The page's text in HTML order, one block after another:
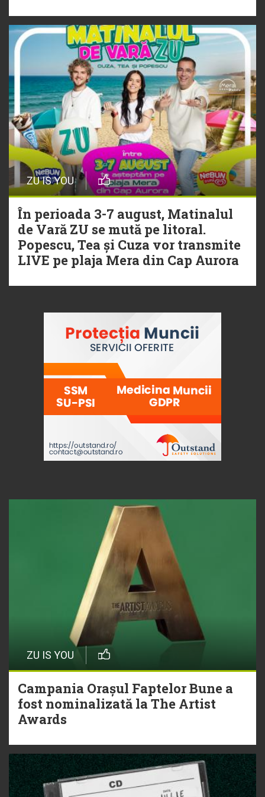
ZU IS YOU
În perioada 3-7 august, Matinalul
de Vară ZU se mută pe litoral.
Popescu, Tea și Cuza vor transmite
LIVE pe plaja Mera din Cap Aurora
ZU IS YOU
Campania Orașul Faptelor Bune a
fost nominalizată la The Artist
Awards